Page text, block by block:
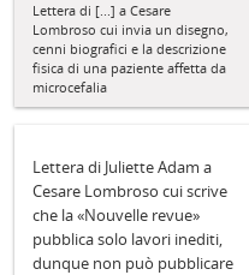
Lettera di [...] a Cesare
Lombroso cui invia un disegno,
cenni biografici e la descrizione
fisica di una paziente affetta da
microcefalia
Lettera di Juliette Adam a
Cesare Lombroso cui scrive
che la «Nouvelle revue»
pubblica solo lavori inediti,
dunque non può pubblicare